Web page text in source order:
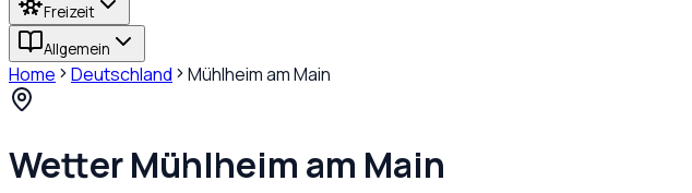
Freizeit
Allgemein
Home Deutschland Mühlheim am Main
WetterMühlheim am Main